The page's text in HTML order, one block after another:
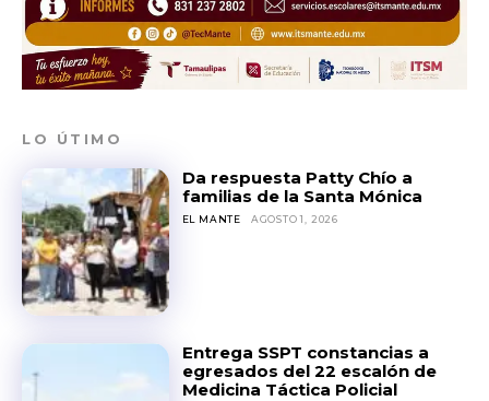
LO ÚTIMO
Da respuesta Patty Chío a
familias de la Santa Mónica
EL MANTE AGOSTO 1, 2026
Entrega SSPT constancias a
egresados del 22 escalón de
Medicina Táctica Policial